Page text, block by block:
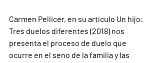
Carmen Pellicer, en su artículo Un hijo:
Tres duelos diferentes (2018) nos
presenta el proceso de duelo que
ocurre en el seno de la familia y las